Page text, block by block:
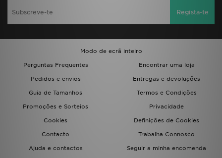
Regista-te
Modo de ecrã inteiro
Perguntas Frequentes
Encontrar uma loja
Pedidos e envios
Entregas e devoluções
Guia de Tamanhos
Termos e Condições
Promoções e Sorteios
Privacidade
Cookies
Definições de Cookies
Contacto
Trabalha Connosco
Ajuda e contactos
Seguir a minha encomenda